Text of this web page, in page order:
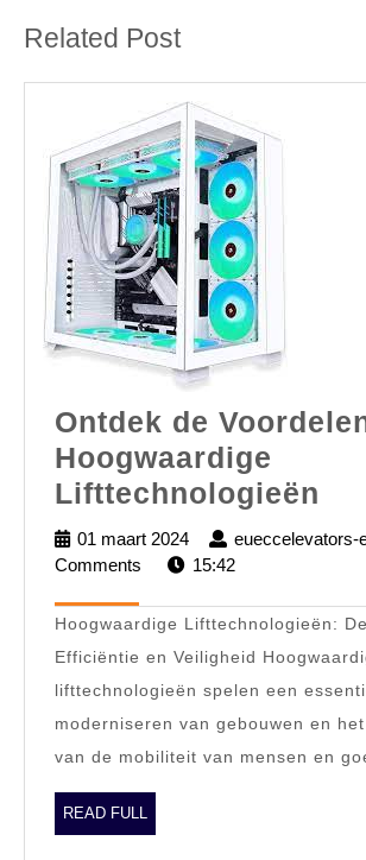
Related Post
Ontdek de
Hoogwaardige
Lifttechnologieën
de
01 maart 2024
01
maart
eueccelevators-
Comments
15:42
Hoogwaardige Lifttechnologieën:
Efficiëntie en Veiligheid
lifttechnologieën spelen een
moderniseren van gebouwen en
van de mobiliteit van mensen en
READ FULL
FULL